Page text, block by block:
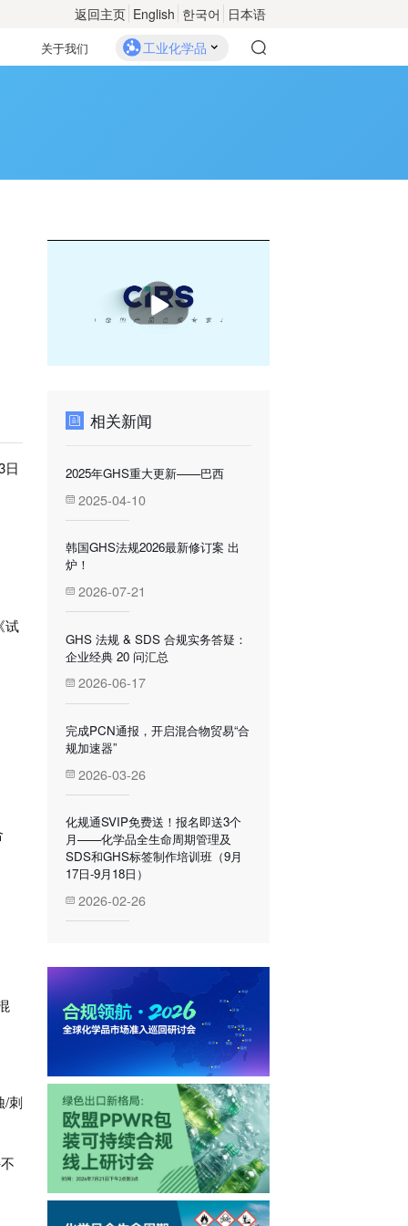
返回主页 English 한국어 日本语
关于我们 工业化学品
日
试
/刺
播
放
相关新闻
2025年GHS重大更新——巴西
2025-04-10
韩国GHS法规2026最新修订案 出
炉！
2026-07-21
GHS 法规 & SDS 合规实务答疑：
企业经典 20 问汇总
2026-06-17
完成PCN通报，开启混合物贸易“合
规加速器”
2026-03-26
化规通SVIP免费送！报名即送3个
月——化学品全生命周期管理及
SDS和GHS标签制作培训班（9月
17日-9月18日）
2026-02-26